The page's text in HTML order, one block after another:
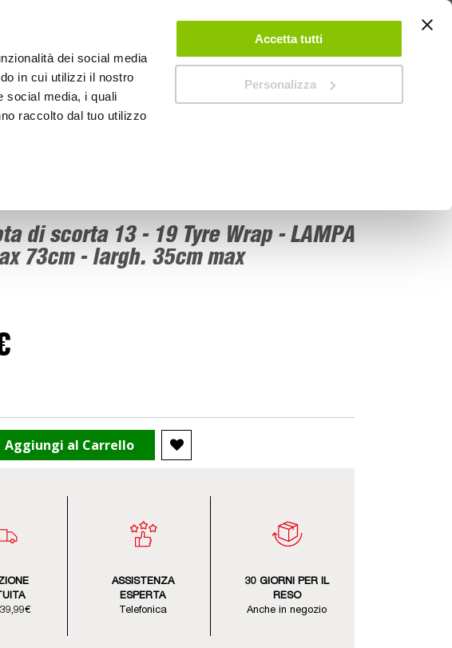
dei social media
in cui utilizzi il nostro
social media, i quali
raccolto dal tuo utilizzo
Accetta tutti
Personalizza
CONTATTACI NEGOZI IL MIO NEGOZIO
di scorta 13 - 19 Tyre Wrap - LAMPA
73cm - largh. 35cm max
Aggiungi al Carrello
ASSISTENZA
ESPERTA
Telefonica
30 GIORNI PER IL
RESO
Anche in negozio